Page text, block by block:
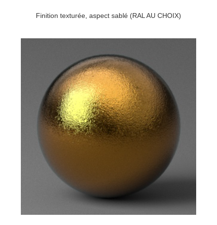
Finition texturée, aspect sablé (RAL AU CHOIX)